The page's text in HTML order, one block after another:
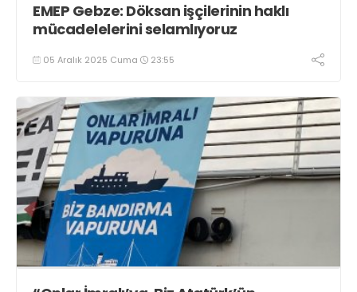
EMEP Gebze: Döksan işçilerinin haklı
mücadelelerini selamlıyoruz
05 Aralık 2025 Cuma 23:55